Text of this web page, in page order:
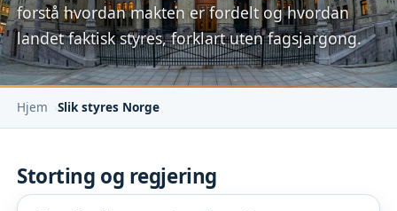
forstå hvordan makten er fordelt og hvordan
landet faktisk styres, forklart uten fagsjargong.
Hjem Slik styres Norge
Storting og regjering